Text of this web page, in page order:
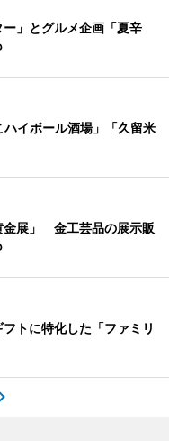
」とグルメ企画「夏辛
イボール酒場」「久留米
金展」 金工芸品の展示販
トに特化した「ファミリ